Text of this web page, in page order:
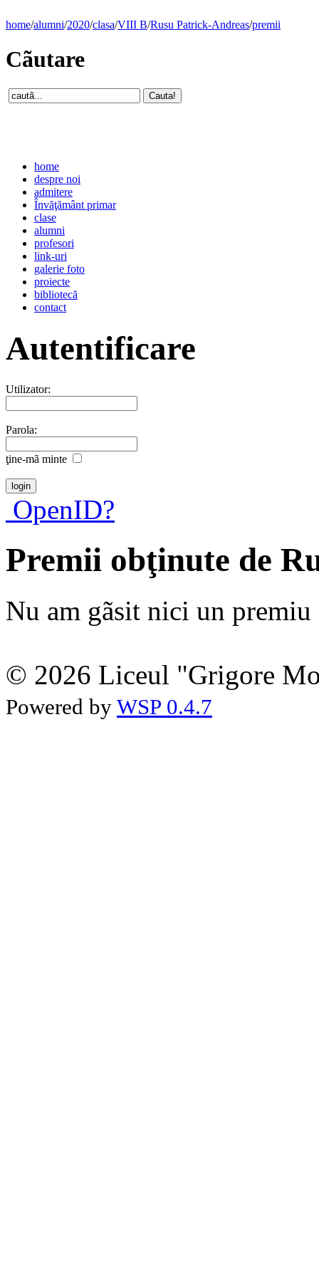
home/alumni/2020/clasa/VIII B/Rusu Patrick-Andreas/premii
Cãutare
home
despre noi
admitere
Învăţământ primar
clase
alumni
profesori
link-uri
galerie foto
proiecte
bibliotecă
contact
Autentificare
Utilizator:
Parola:
ţine-mã minte
OpenID?
Premii obţinute de
Nu am gãsit nici un premiu
© 2026 Liceul "Grigore
Powered by WSP 0.4.7